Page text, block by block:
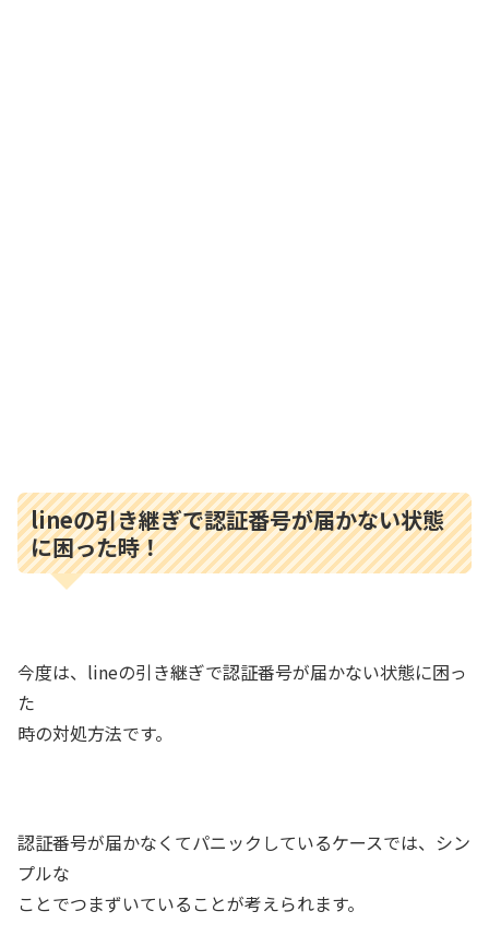
lineの引き継ぎで認証番号が届かない状態
に困った時！
今度は、lineの引き継ぎで認証番号が届かない状態に困っ
た
時の対処方法です。
認証番号が届かなくてパニックしているケースでは、シン
プルな
ことでつまずいていることが考えられます。